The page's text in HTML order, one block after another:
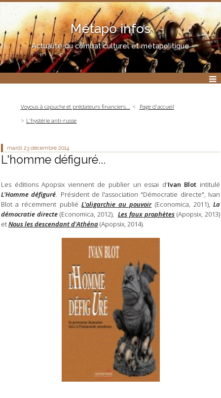
Métapo infos
Actualité du combat culturel et métapolitique
Voyous à capuche et prédateurs financiers...
Page d'accueil
L'hystérie anti-russe
mardi 23 décembre 2014
L'homme défiguré...
Les éditions Apopsix viennent de publier un essai d'Ivan Blot intitulé
L'Homme défiguré. Président de l'association "Démocratie directe", Ivan
Blot a récemment publié L'oligarchie au pouvoir(Economica, 2011),La
démocratie directe (Economica, 2012), Les faux prophètes (Apopsix, 2013)
etNous les descendant d'Athéna(Apopsix, 2014).